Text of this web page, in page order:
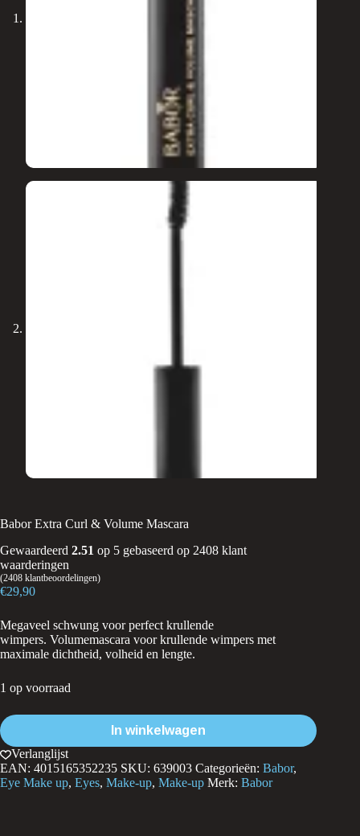
Babor Extra Curl & Volume Mascara
Gewaardeerd 2.51 op 5 gebaseerd op 2408 klant
waarderingen
(2408 klantbeoordelingen)
€29,90
Megaveel schwung voor perfect krullende
wimpers. Volumemascara voor krullende wimpers met
maximale dichtheid, volheid en lengte.
1 op voorraad
In winkelwagen
Verlanglijst
EAN: 4015165352235 SKU: 639003 Categorieën: Babor,
Eye Make up, Eyes, Make-up, Make-up Merk: Babor